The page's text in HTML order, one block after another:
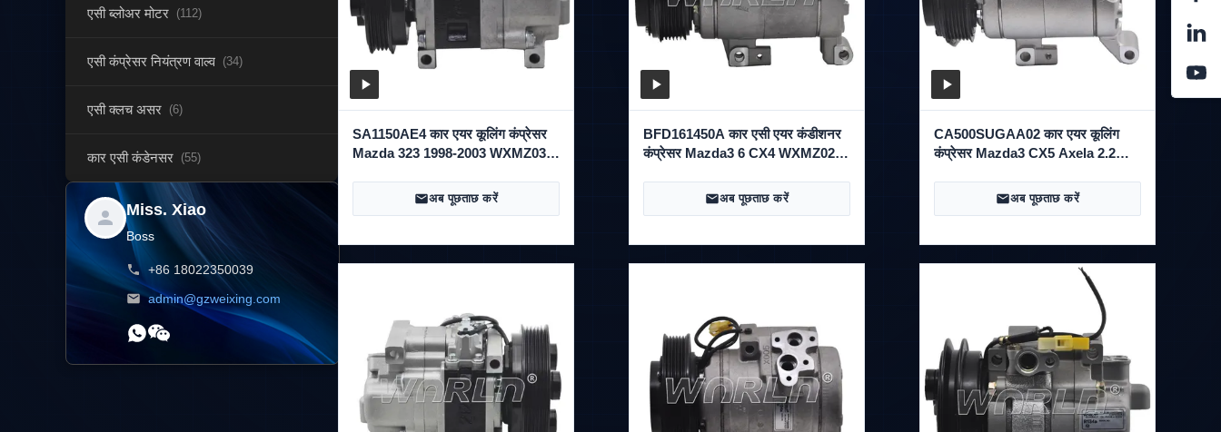
एसी ब्लोअर मोटर (112)
एसी कंप्रेसर नियंत्रण वाल्व (34)
एसी क्लच असर (6)
कार एसी कंडेनसर (55)
Miss. Xiao
Boss
+86 18022350039
admin@gzweixing.com
SA1150AE4 कार एयर कूलिंग कंप्रेसर
Mazda 323 1998-2003 WXMZ033
अब पूछताछ करें
BFD161450A कार एसी एयर कंडीशनर
कंप्रेसर Mazda3 6 CX4 WXMZ025
अब पूछताछ करें
CA500SUGAA02 कार एयर कूलिंग
कंप्रेसर Mazda3 CX5 Axela 2.2
अब पूछताछ करें